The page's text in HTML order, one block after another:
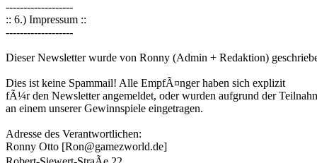
-------------------
:: 6.) Impressum ::
-------------------
Dieser Newsletter wurde von Ronny (Admin + Redaktion)
Dies ist keine Spammail! Alle EmpfÃ¤nger haben sich explizit
fÃ¼r den Newsletter angemeldet, oder wurden aufgrund der
an einem unserer Gewinnspiele eingetragen.
Adresse des Verantwortlichen:
Ronny Otto [Ron@gamezworld.de]